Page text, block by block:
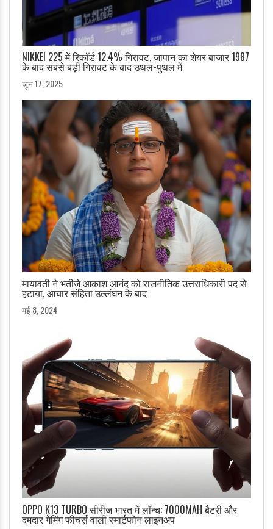
NIKKEI 225 में रिकॉर्ड 12.4% गिरावट, जापान का शेयर बाजार 1987
के बाद सबसे बड़ी गिरावट के बाद उथल-पुथल में
जून 17, 2025
मायावती ने भतीजे आकाश आनंद को राजनीतिक उत्तराधिकारी पद से
हटाया, आचार संहिता उल्लंघन के बाद
मई 8, 2024
OPPO K13 TURBO सीरीज भारत में लॉन्च: 7000MAH बैटरी और
दमदार गेमिंग फीचर्स वाली स्मार्टफोन लाइनअप